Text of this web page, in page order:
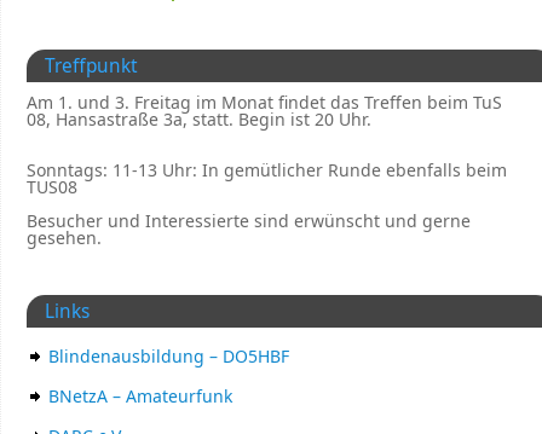
Treffpunkt
Am 1. und 3. Freitag im Monat findet das Treffen beim TuS
08, Hansastraße 3a, statt. Begin ist 20 Uhr.
Sonntags: 11-13 Uhr: In gemütlicher Runde ebenfalls beim
TUS08
Besucher und Interessierte sind erwünscht und gerne
gesehen.
Links
Blindenausbildung – DO5HBF
BNetzA – Amateurfunk